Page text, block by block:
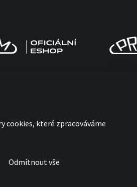
cookies, které zpracováváme
Odmítnout vše